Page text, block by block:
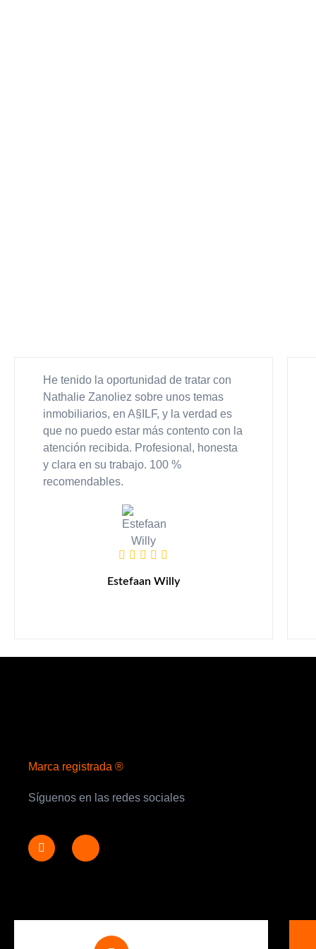
He tenido la oportunidad de tratar con
Nathalie Zanoliez sobre unos temas
inmobiliarios, en A§ILF, y la verdad es
que no puedo estar más contento con la
atención recibida. Profesional, honesta
y clara en su trabajo. 100 %
recomendables.
Estefaan Willy
Marca registrada ®
Síguenos en las redes sociales